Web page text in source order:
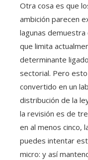
Otra cosa es que
ambición parecen
lagunas
que limita
determinante
sectorial. Pero
convertido en un
distribución de la
la revisión es de
en al menos cinco,
puedes intentar
micro: y así